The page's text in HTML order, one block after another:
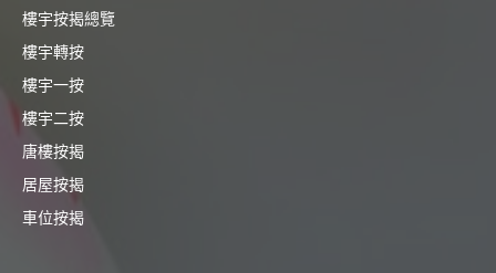
樓宇按揭總覽
樓宇轉按
樓宇一按
樓宇二按
唐樓按揭
居屋按揭
車位按揭